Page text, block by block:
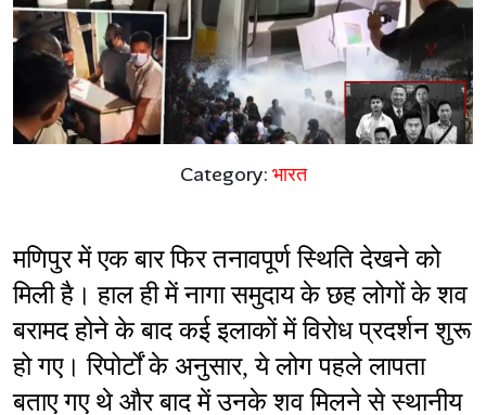
Category: भारत
मणिपुर में एक बार फिर तनावपूर्ण स्थिति देखने को
मिली है। हाल ही में नागा समुदाय के छह लोगों के शव
बरामद होने के बाद कई इलाकों में विरोध प्रदर्शन शुरू
हो गए। रिपोर्टों के अनुसार, ये लोग पहले लापता
बताए गए थे और बाद में उनके शव मिलने से स्थानीय